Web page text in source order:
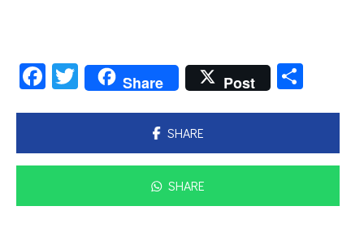
Facebook
Twitter
Share Post
SHARE
SHARE